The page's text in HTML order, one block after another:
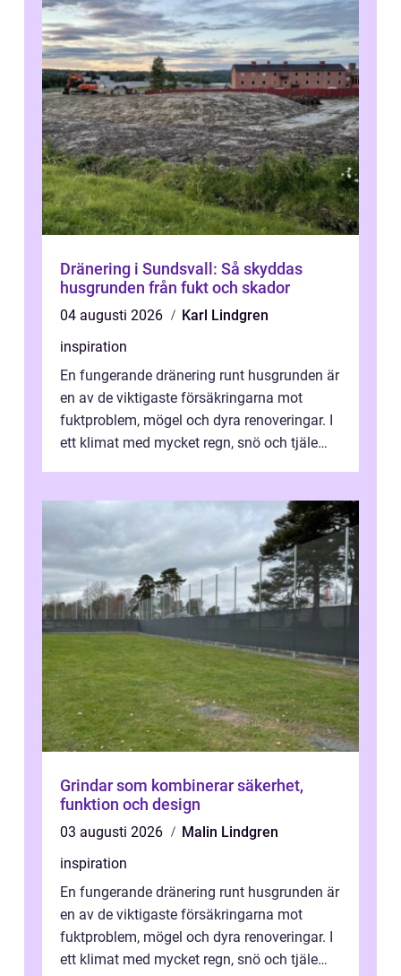
Dränering i Sundsvall: Så skyddas
husgrunden från fukt och skador
04 augusti 2026
Karl Lindgren
inspiration
En fungerande dränering runt husgrunden är
en av de viktigaste försäkringarna mot
fuktproblem, mögel och dyra renoveringar. I
ett klimat med mycket regn, snö och tjäle
Grindar som kombinerar säkerhet,
funktion och design
03 augusti 2026
Malin Lindgren
inspiration
En fungerande dränering runt husgrunden är
en av de viktigaste försäkringarna mot
fuktproblem, mögel och dyra renoveringar. I
ett klimat med mycket regn, snö och tjäle